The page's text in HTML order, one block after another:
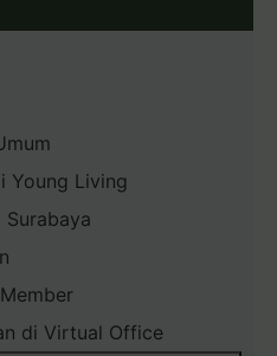
Young Living
Surabaya
di Virtual Office